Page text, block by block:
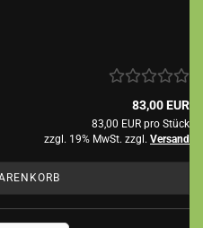
83,00 EUR
83,00 EUR pro Stück
zzgl. 19% MwSt. zzgl. Versand